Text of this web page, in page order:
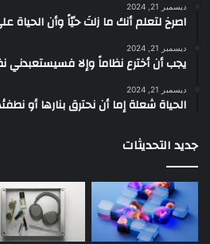
ديسمبر 21, 2024
‫اصرخ لتعلم أنك ما زلتَ حيّاً وأن
ديسمبر 21, 2024
يجب أن أخترع نظاماً وإلا فسيستعبدني
ديسمبر 21, 2024
الحياة شعلة إما أن نحترق بنارها أو
جديد التحديثات